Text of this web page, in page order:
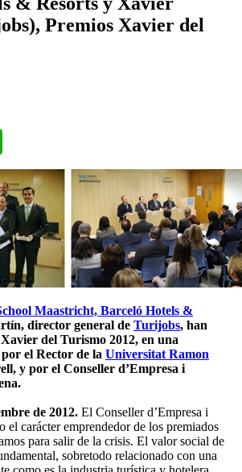
Premios Xavier del
Maastricht, Barceló Hotels &
director general de Turijobs, han
del Turismo 2012, en una
el Rector de la Universitat Ramon
y por el Conseller d’Empresa i
de 2012. El Conseller d’Empresa i
el carácter emprendedor de los premiados
para salir de la crisis. El valor social de
sobretodo relacionado con una